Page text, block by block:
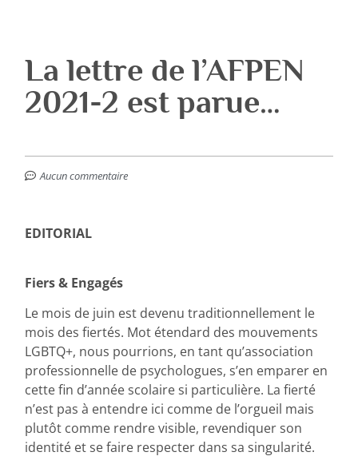
La lettre de l’AFPEN
2021-2 est parue…
Aucun commentaire
EDITORIAL
Fiers & Engagés
Le mois de juin est devenu traditionnellement le
mois des fiertés. Mot étendard des mouvements
LGBTQ+, nous pourrions, en tant qu’association
professionnelle de psychologues, s’en emparer en
cette fin d’année scolaire si particulière. La fierté
n’est pas à entendre ici comme de l’orgueil mais
plutôt comme rendre visible, revendiquer son
identité et se faire respecter dans sa singularité.